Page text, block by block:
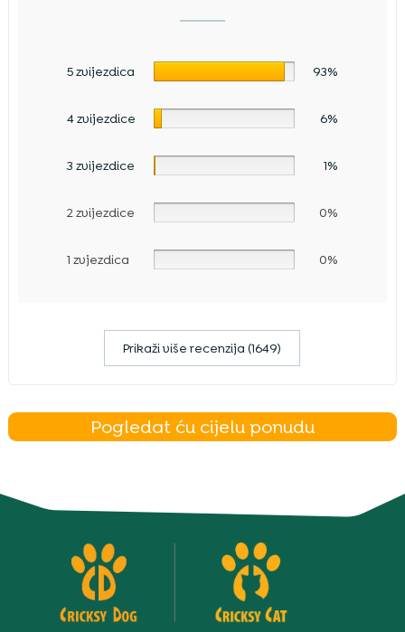
5 zvijezdica 93%
4 zvijezdice 6%
3 zvijezdice 1%
2 zvijezdice 0%
1 zvjezdica 0%
Prikaži više recenzija (1649)
Pogledat ću cijelu ponudu